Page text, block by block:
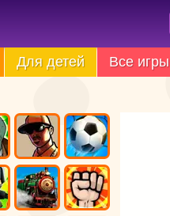
Для детей Все игры